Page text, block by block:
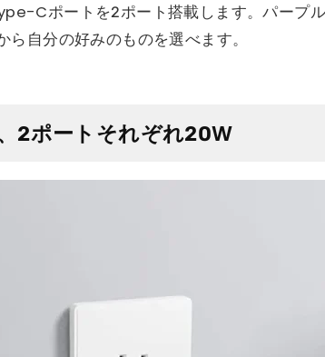
Cポートを2ポート搭載します。パープ
自分の好みのものを選べます。
2ポートそれぞれ20W